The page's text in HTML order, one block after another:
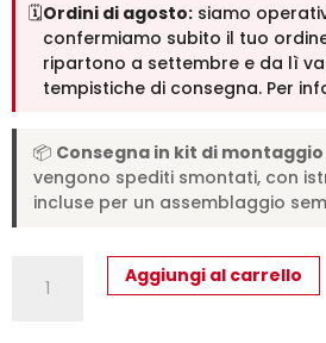
🗓️Ordini di agosto: siamo
confermiamo subito il tuo
ripartono a settembre e da lì
tempistiche di consegna. Per
📦 Consegna in kit di montaggio
vengono spediti smontati, con
incluse per un assemblaggio
allungabile
Aggiungi al carrello